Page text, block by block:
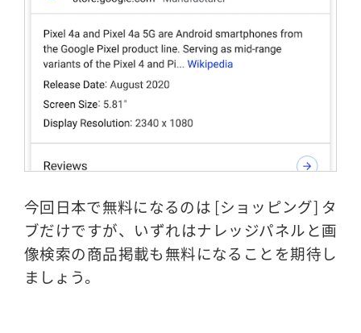
今回日本で無料になるのは [ショッピング] タ
ブだけですが、いずれはナレッジパネルと画
像検索の商品掲載も無料になることを期待し
ましょう。